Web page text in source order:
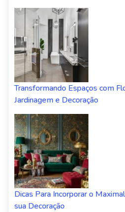
Transformando Espaços com
Jardinagem e Decoração
Dicas Para Incorporar o
sua Decoração